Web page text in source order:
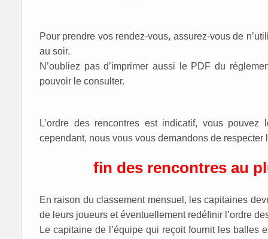
Pour prendre vos rendez-vous, assurez-vous de
au soir.
N’oubliez pas d’imprimer aussi le PDF du
pouvoir le consulter.
L’ordre des rencontres est indicatif, vous
cependant, nous vous vous demandons de respecter
fin des rencontres au
En raison du classement mensuel, les capitaines
de leurs joueurs et éventuellement redéfinir l’ordre
Le capitaine de l’équipe qui reçoit fournit les